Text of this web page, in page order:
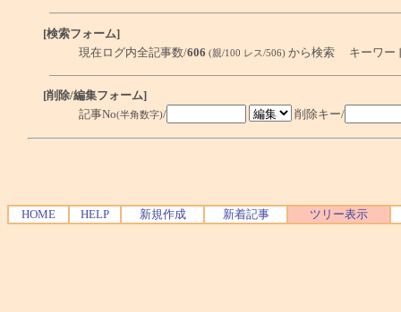
[検索フォーム]
現在ログ内全記事数/606 (親/100 レス/506) から検索 キーワー
[削除/編集フォーム]
記事No(半角数字)/ 削除キー/
HOME HELP 新規作成 新着記事 ツリー表示